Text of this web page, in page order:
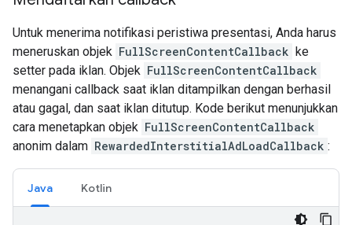
Untuk menerima notifikasi peristiwa presentasi, Anda harus
meneruskan objek FullScreenContentCallback ke
setter pada iklan. Objek FullScreenContentCallback
menangani callback saat iklan ditampilkan dengan berhasil
atau gagal, dan saat iklan ditutup. Kode berikut menunjukkan
cara menetapkan objek FullScreenContentCallback
anonim dalam RewardedInterstitialAdLoadCallback :
Java Kotlin